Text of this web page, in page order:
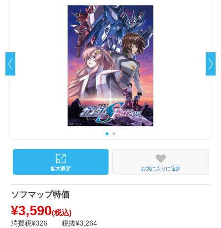
お気に入りに追加
ソフマップ特価
¥3,590(税込)
消費税¥326 税抜¥3,264